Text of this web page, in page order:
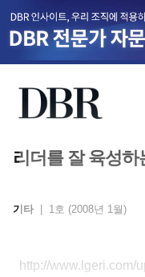
리더를 잘 육성하
기타 1호 (2008년 1월)
http://www.lgeri.com/